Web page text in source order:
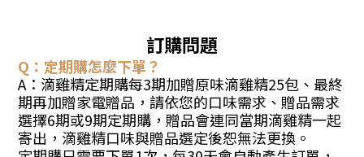
訂購問題
Q：定期購怎麼下單？
A：滴雞精定期購每3期加贈原味滴雞精25包、最終
期再加贈家電贈品，請依您的口味需求、贈品需求
選擇6期或9期定期購，贈品會連同當期滴雞精一起
寄出，滴雞精口味與贈品選定後恕無法更換。